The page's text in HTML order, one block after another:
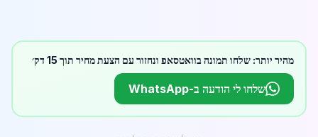
מהיר יותר: שלחו תמונה בוואטסאפ ונחזור עם הצעת מחיר תוך 15 דק׳
שלחו לי הודעה ב-WhatsApp